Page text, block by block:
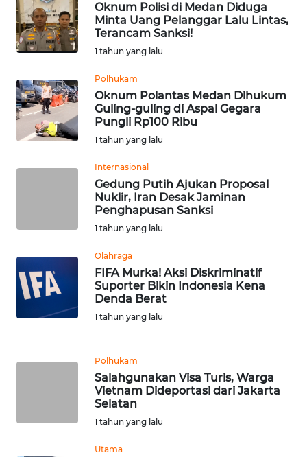
Oknum Polisi di Medan Diduga
Minta Uang Pelanggar Lalu Lintas,
Terancam Sanksi!
1 tahun yang lalu
Polhukam
Oknum Polantas Medan Dihukum
Guling-guling di Aspal Gegara
Pungli Rp100 Ribu
1 tahun yang lalu
Internasional
Gedung Putih Ajukan Proposal
Nuklir, Iran Desak Jaminan
Penghapusan Sanksi
1 tahun yang lalu
Olahraga
FIFA Murka! Aksi Diskriminatif
Suporter Bikin Indonesia Kena
Denda Berat
1 tahun yang lalu
Polhukam
Salahgunakan Visa Turis, Warga
Vietnam Dideportasi dari Jakarta
Selatan
1 tahun yang lalu
Utama
KARIR
DISCLAIMER
Wahana
News
Regional
WN
JABAR
WN
BANTEN
NTT